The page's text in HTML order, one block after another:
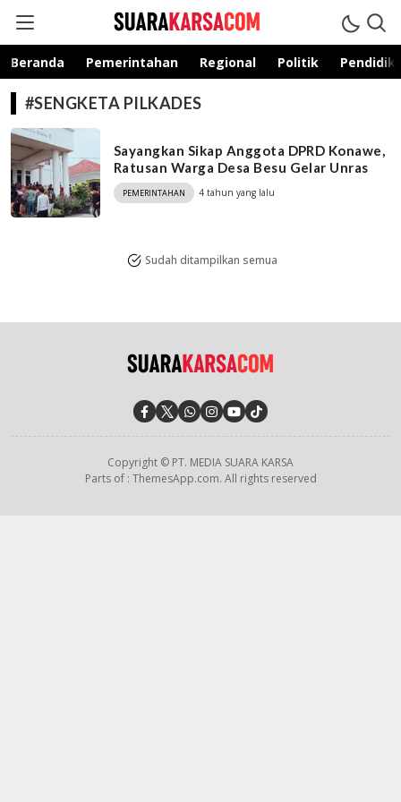
suarakarsa.com
Informasi terpercaya
Beranda Pemerintahan Regional Politik
#SENGKETA PILKADES
Sayangkan Sikap Anggota DPRD Konawe,
Ratusan Warga Desa Besu Gelar Unras
PEMERINTAHAN 4 tahun yang lalu
Sudah ditampilkan semua
Copyright © PT. MEDIA SUARA KARSA
Parts of : ThemesApp.com. All rights reserved